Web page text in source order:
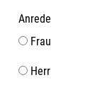
Anrede
Frau
Herr